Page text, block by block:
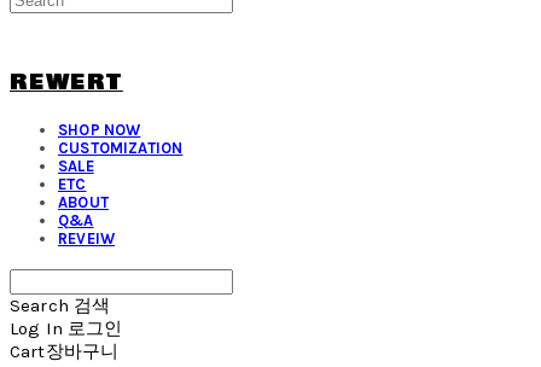
REWERT
SHOP NOW
CUSTOMIZATION
SALE
ETC
ABOUT
Q&A
REVEIW
Search 검색
Log In 로그인
Cart장바구니